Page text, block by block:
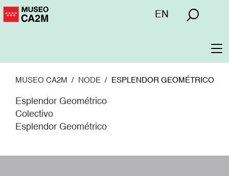
Pasar
Menú
EN
MUSEO CA2M NODE ESPLENDOR GEOMÉTRICO
Esplendor Geométrico
Colectivo
Esplendor Geométrico